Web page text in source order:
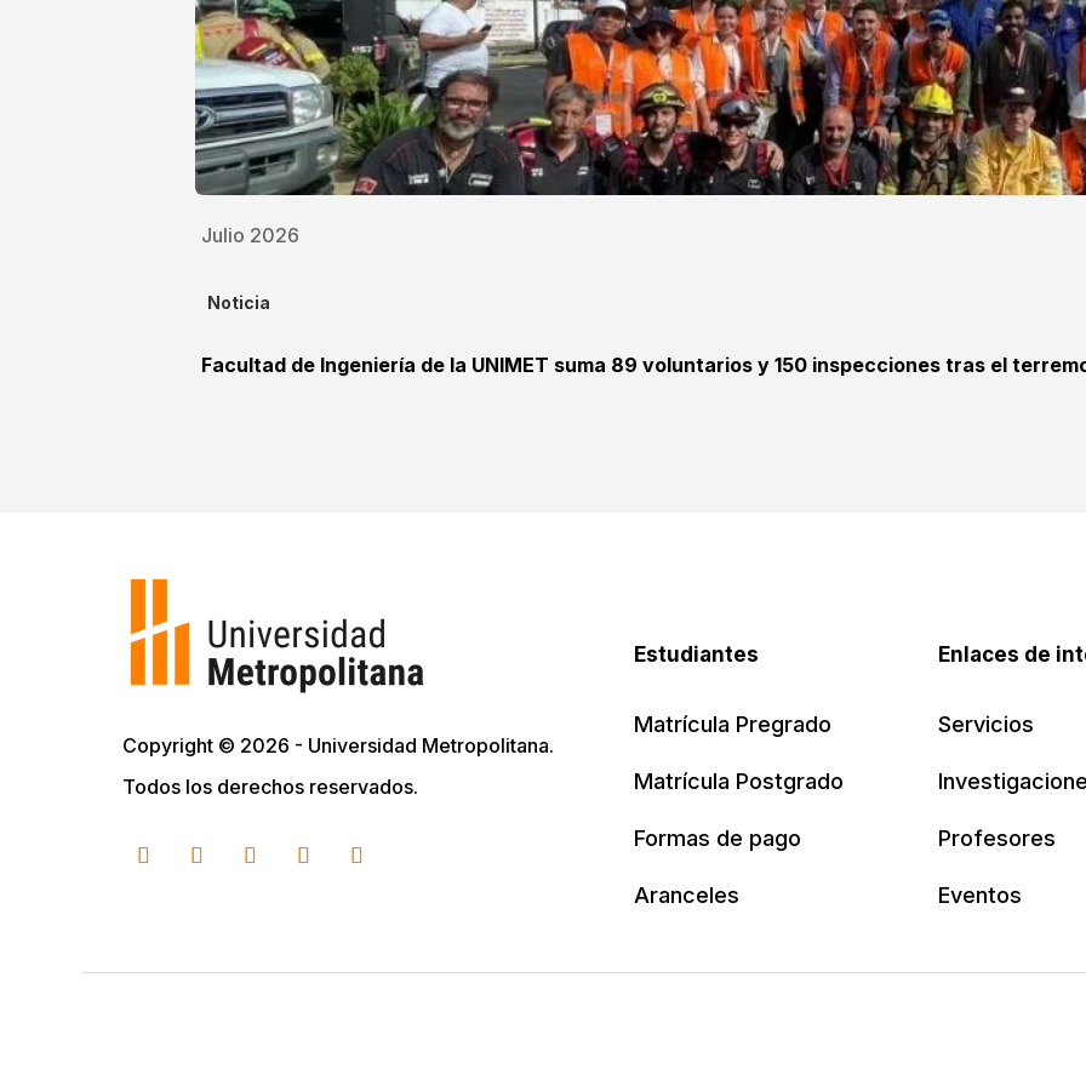
Julio 2026
Noticia
Facultad de Ingeniería de la UNIMET suma 89 voluntarios y 150 inspecciones tras el
Copyright © 2026 - Universidad Metropolitana.
Todos los derechos reservados.
Estudiantes
Matrícula Pregrado
Matrícula Postgrado
Formas de pago
Aranceles
Enlaces de
Servicios
Profesores
Eventos